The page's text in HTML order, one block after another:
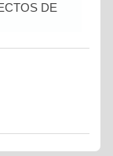
DE